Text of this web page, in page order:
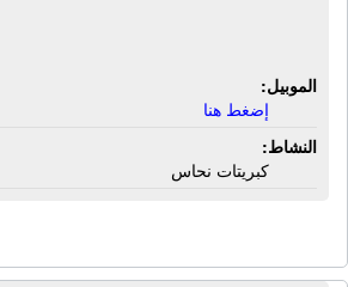
الموبيل:
إضغط هنا
النشاط:
كبريتات نحاس